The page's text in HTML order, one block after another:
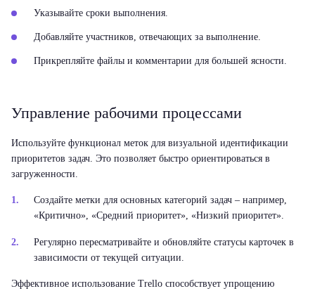
Указывайте сроки выполнения.
Добавляйте участников, отвечающих за выполнение.
Прикрепляйте файлы и комментарии для большей ясности.
Управление рабочими процессами
Используйте функционал меток для визуальной идентификации
приоритетов задач. Это позволяет быстро ориентироваться в
загруженности.
Создайте метки для основных категорий задач – например,
«Критично», «Средний приоритет», «Низкий приоритет».
Регулярно пересматривайте и обновляйте статусы карточек в
зависимости от текущей ситуации.
Эффективное использование Trello способствует упрощению